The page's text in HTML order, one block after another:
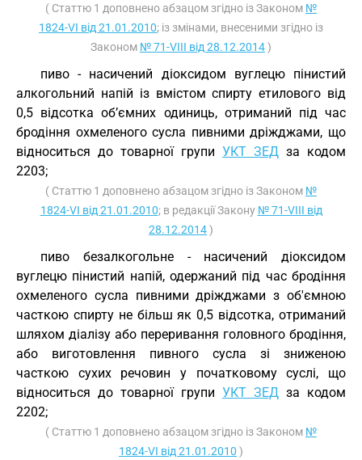
( Статтю 1 доповнено абзацом згідно із Законом №
1824-VI від 21.01.2010; із змінами, внесеними згідно із
Законом № 71-VIII від 28.12.2014)
пиво - насичений діоксидом вуглецю пінистий
алкогольний напій із вмістом спирту етилового від
0,5 відсотка об’ємних одиниць, отриманий під час
бродіння охмеленого сусла пивними дріжджами, що
відноситься до товарної групи УКТ ЗЕД за кодом
2203;
( Статтю 1 доповнено абзацом згідно із Законом №
1824-VI від 21.01.2010; в редакції Закону № 71-VIII від
28.12.2014)
пиво безалкогольне - насичений діоксидом
вуглецю пінистий напій, одержаний під час бродіння
охмеленого сусла пивними дріжджами з об'ємною
часткою спирту не більш як 0,5 відсотка, отриманий
шляхом діалізу або переривання головного бродіння,
або виготовлення пивного сусла зі зниженою
часткою сухих речовин у початковому суслі, що
відноситься до товарної групи УКТ ЗЕД за кодом
2202;
( Статтю 1 доповнено абзацом згідно із Законом №
1824-VI від 21.01.2010 )